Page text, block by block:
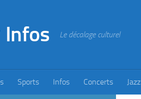
Infos Le décalage culturel
Sports Infos Concerts Jazz